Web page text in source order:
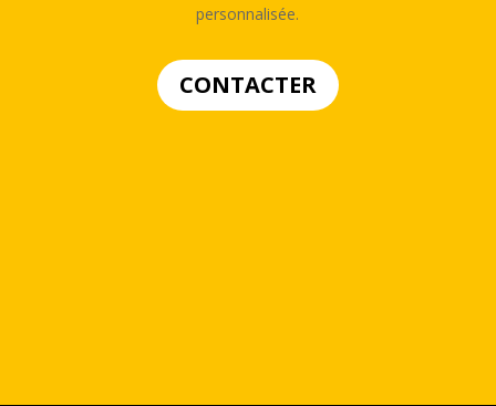
personnalisée.
CONTACTER